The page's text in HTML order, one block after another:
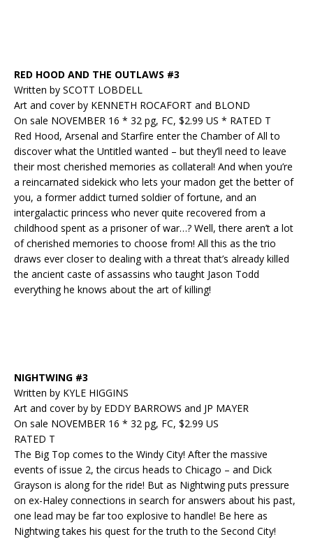
RED HOOD AND THE OUTLAWS #3
Written by SCOTT LOBDELL
Art and cover by KENNETH ROCAFORT and BLOND
On sale NOVEMBER 16 * 32 pg, FC, $2.99 US * RATED T
Red Hood, Arsenal and Starfire enter the Chamber of All to
discover what the Untitled wanted – but they’ll need to leave
their most cherished memories as collateral! And when you’re
a reincarnated sidekick who lets your madon get the better of
you, a former addict turned soldier of fortune, and an
intergalactic princess who never quite recovered from a
childhood spent as a prisoner of war…? Well, there aren’t a lot
of cherished memories to choose from! All this as the trio
draws ever closer to dealing with a threat that’s already killed
the ancient caste of assassins who taught Jason Todd
everything he knows about the art of killing!
NIGHTWING #3
Written by KYLE HIGGINS
Art and cover by by EDDY BARROWS and JP MAYER
On sale NOVEMBER 16 * 32 pg, FC, $2.99 US
RATED T
The Big Top comes to the Windy City! After the massive
events of issue 2, the circus heads to Chicago – and Dick
Grayson is along for the ride! But as Nightwing puts pressure
on ex-Haley connections in search for answers about his past,
one lead may be far too explosive to handle! Be here as
Nightwing takes his quest for the truth to the Second City!